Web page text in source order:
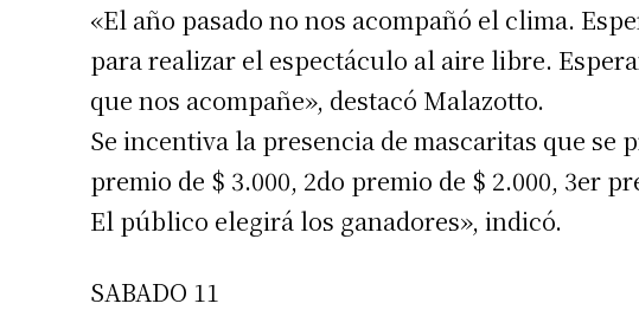
Dirección de correo
Nombre
Apellidos
«El año pasado no nos acompañó el clima.
para realizar el espectáculo al aire libre.
que nos acompañe», destacó Malazotto.
Se incentiva la presencia de mascaritas que se
premio de $ 3.000, 2do premio de $ 2.000, 3er
El público elegirá los ganadores», indicó.
SABADO 11